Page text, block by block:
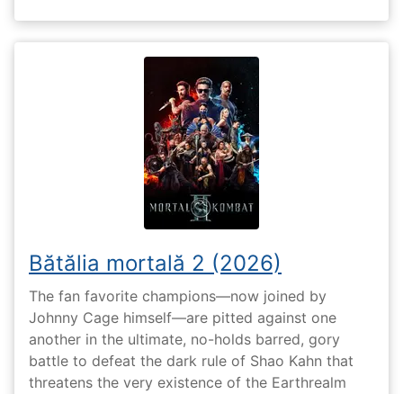
Bătălia mortală 2 (2026)
The fan favorite champions—now joined by
Johnny Cage himself—are pitted against one
another in the ultimate, no-holds barred, gory
battle to defeat the dark rule of Shao Kahn that
threatens the very existence of the Earthrealm